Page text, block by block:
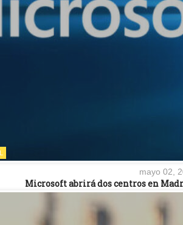
mayo 02,
Microsoft abrirá dos centros en